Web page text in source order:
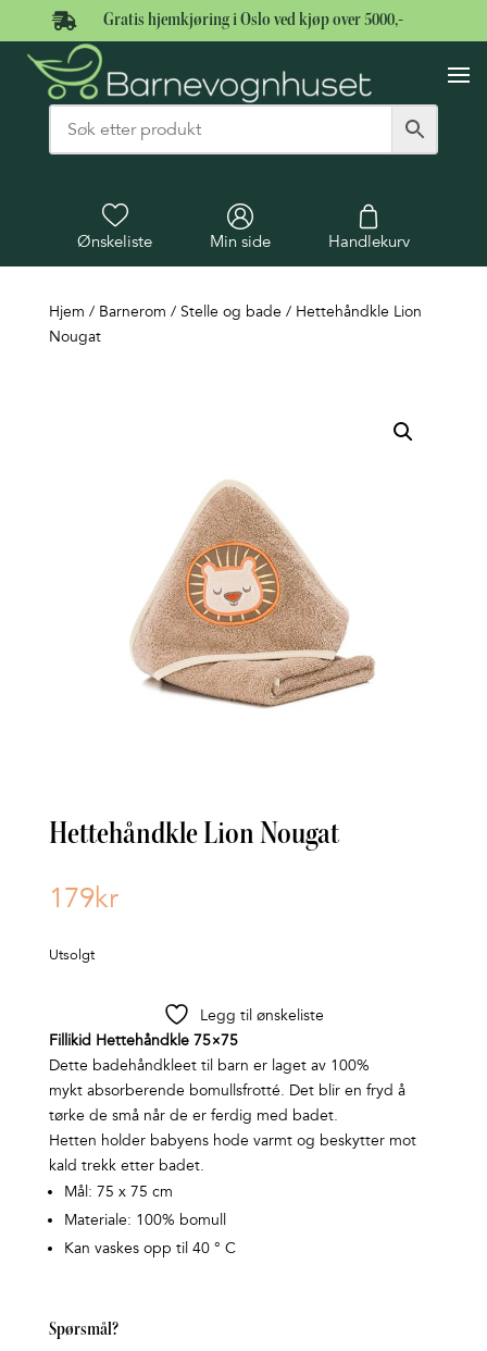
 Gratis hjemkjøring i Oslo ved kjøp over 5000,-
Ønskeliste Min side Handlekurv
Hjem / Barnerom / Stelle og bade / Hettehåndkle Lion
Nougat
Hettehåndkle Lion Nougat
179kr
Utsolgt
Legg til ønskeliste
Fillikid Hettehåndkle 75×75
Dette badehåndkleet til barn er laget av 100%
mykt absorberende bomullsfrotté. Det blir en fryd å
tørke de små når de er ferdig med badet.
Hetten holder babyens hode varmt og beskytter mot
kald trekk etter badet.
Mål: 75 x 75 cm
Materiale: 100% bomull
Kan vaskes opp til 40 ° C
Spørsmål?